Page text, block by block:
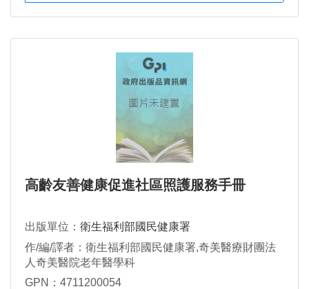
高齡友善健康促進社區照護服務手冊
出版單位： 衛生福利部國民健康署
作/編/譯者：衛生福利部國民健康署,奇美醫療財團法
人奇美醫院老年醫學科
GPN：4711200054